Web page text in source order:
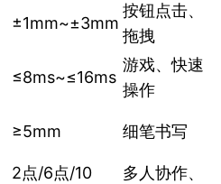
±1mm~±3mm
按钮点击、
拖拽
≤8ms~≤16ms
游戏、快速
操作
≥5mm 细笔书写
2点/6点/10
多人协作、